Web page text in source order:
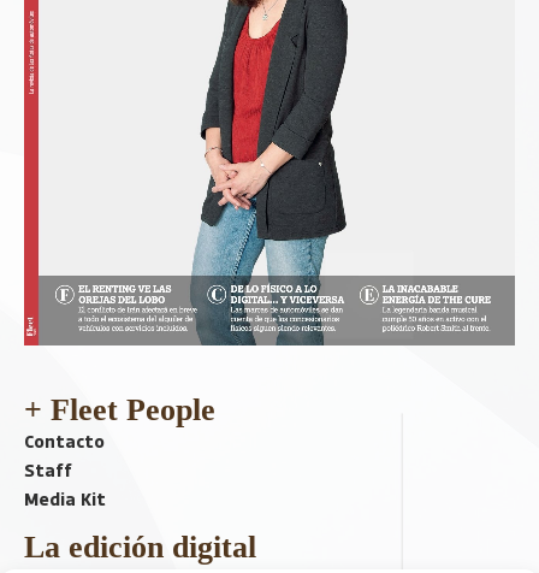
+ Fleet People
Contacto
Staff
Media Kit
La edición digital